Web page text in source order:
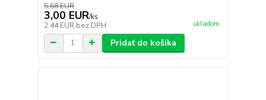
5,68 EUR
3,00 EUR/ks
2,44 EUR bez DPH skladom
Pridať do košíka